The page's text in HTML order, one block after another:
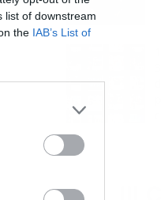
list of downstream
the IAB’s List of